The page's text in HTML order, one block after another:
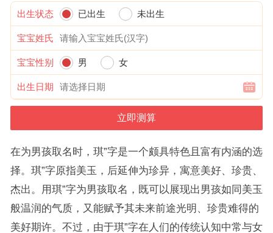
出生状态 已出生 未出生
宝宝姓氏
宝宝性别 男 女
出生日期
在为男孩取名时，琪”字是一个颇具特色且富有内涵的选
择。琪”字原指美玉，后延伸为珍异，寓意美好、珍贵、
杰出。用琪”字为男孩取名，既可以展现出男孩如同美玉
般温润的气质，又能赋予其未来前途光明、珍贵难得的
美好期许。不过，由于琪”字在人们的传统认知中常与女